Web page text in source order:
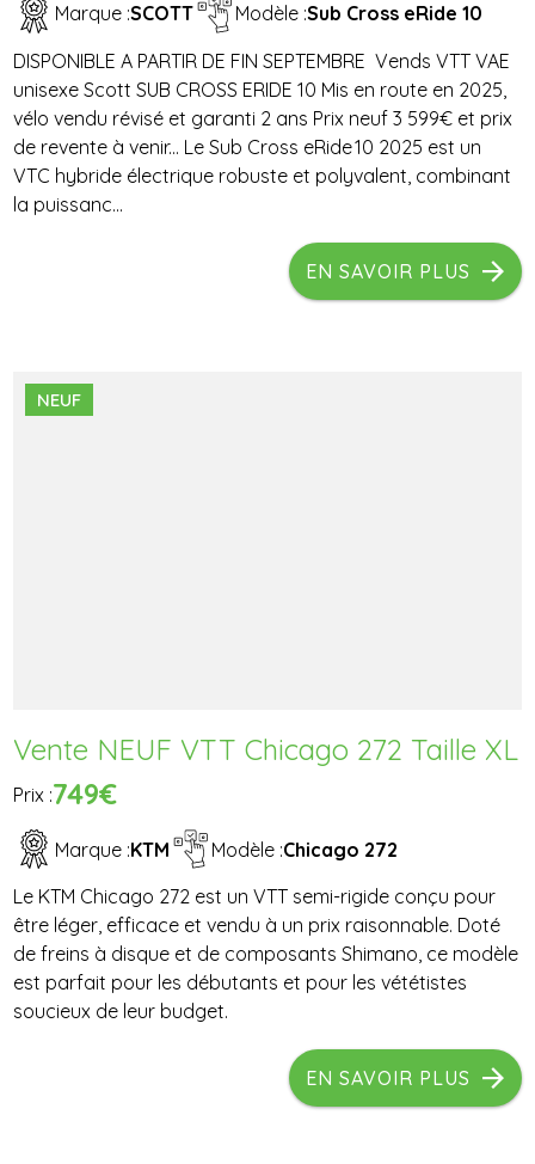
Marque :SCOTT Modèle :Sub Cross eRide 10
DISPONIBLE A PARTIR DE FIN SEPTEMBRE Vends VTT VAE
unisexe Scott SUB CROSS ERIDE 10 Mis en route en 2025,
vélo vendu révisé et garanti 2 ans Prix neuf 3 599€ et prix
de revente à venir... Le Sub Cross eRide 10 2025 est un
VTC hybride électrique robuste et polyvalent, combinant
la puissanc...
EN SAVOIR PLUS
NEUF
Vente NEUF VTT Chicago 272 Taille XL
Prix :749€
Marque :KTM Modèle :Chicago 272
Le KTM Chicago 272 est un VTT semi-rigide conçu pour
être léger, efficace et vendu à un prix raisonnable. Doté
de freins à disque et de composants Shimano, ce modèle
est parfait pour les débutants et pour les vététistes
soucieux de leur budget.
EN SAVOIR PLUS